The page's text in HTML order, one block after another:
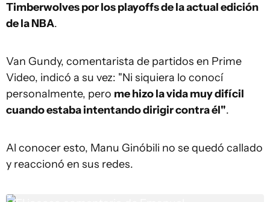
Timberwolves por los playoffs de la actual edición
de la NBA.
Van Gundy, comentarista de partidos en Prime
Video, indicó a su vez: "Ni siquiera lo conocí
personalmente, pero me hizo la vida muy difícil
cuando estaba intentando dirigir contra él".
Al conocer esto, Manu Ginóbili no se quedó callado
y reaccionó en sus redes.